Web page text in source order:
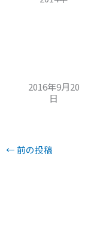
2016年9月20
日
← 前の投稿